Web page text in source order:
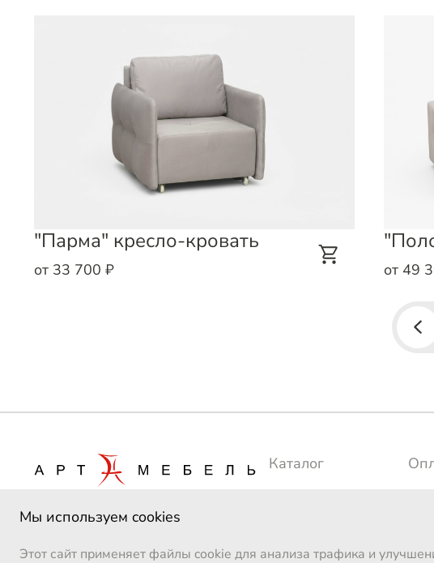
"Парма" кресло-кровать
от 33 700 ₽ от 49
Каталог
Мы используем cookies
Этот сайт применяет файлы cookie для анализа трафика и